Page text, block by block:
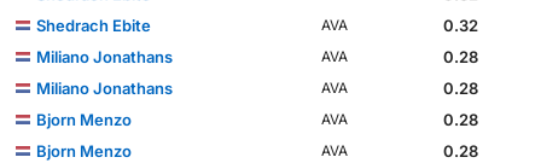
Shedrach Ebite
AVA
0.32
Miliano Jonathans
AVA
0.28
Miliano Jonathans
AVA
0.28
Bjorn Menzo
AVA
0.28
Bjorn Menzo
AVA
0.28